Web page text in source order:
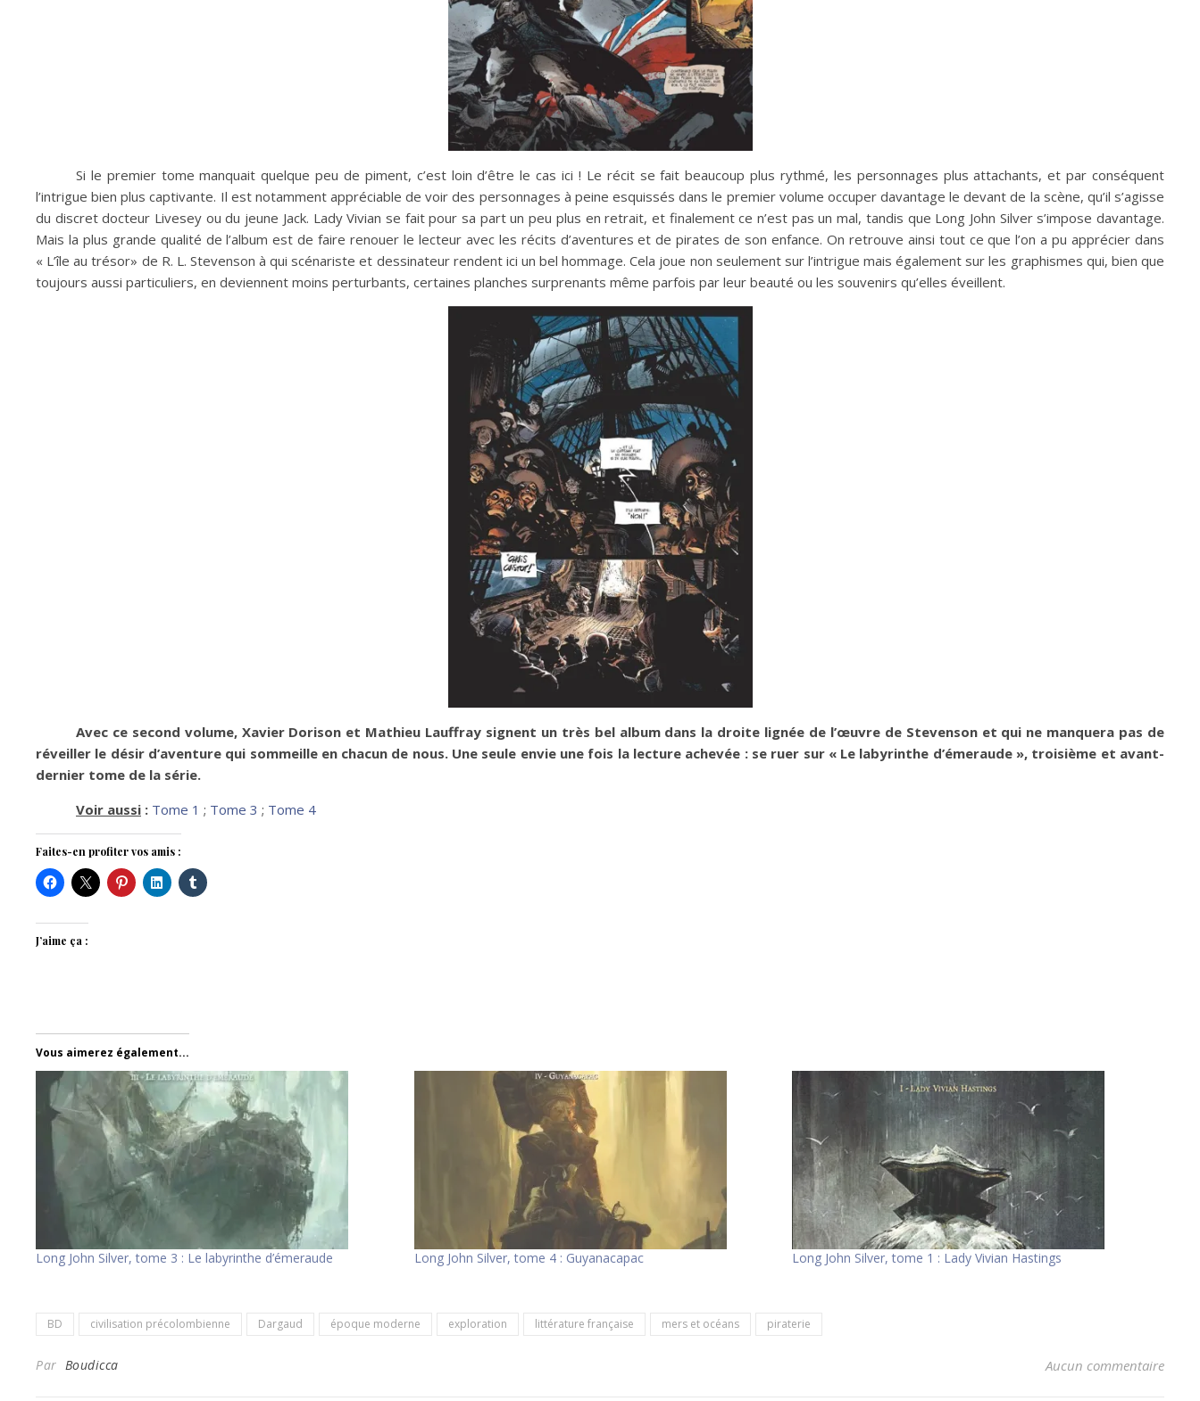
Si le premier tome manquait quelque peu de piment, c’est loin d’être le cas ici ! Le récit se fait beaucoup plus rythmé, les personnages plus attachants, et par conséquent
l’intrigue bien plus captivante. Il est notamment appréciable de voir des personnages à peine esquissés dans le premier volume occuper davantage le devant de la scène, qu’il s’agisse
du discret docteur Livesey ou du jeune Jack. Lady Vivian se fait pour sa part un peu plus en retrait, et finalement ce n’est pas un mal, tandis que Long John Silver s’impose davantage.
Mais la plus grande qualité de l’album est de faire renouer le lecteur avec les récits d’aventures et de pirates de son enfance. On retrouve ainsi tout ce que l’on a pu apprécier dans
« L’île au trésor» de R. L. Stevenson à qui scénariste et dessinateur rendent ici un bel hommage. Cela joue non seulement sur l’intrigue mais également sur les graphismes qui, bien que
toujours aussi particuliers, en deviennent moins perturbants, certaines planches surprenants même parfois par leur beauté ou les souvenirs qu’elles éveillent.
Avec ce second volume, Xavier Dorison et Mathieu Lauffray signent un très bel album dans la droite lignée de l’œuvre de Stevenson et qui ne manquera pas de
réveiller le désir d’aventure qui sommeille en chacun de nous. Une seule envie une fois la lecture achevée : se ruer sur « Le labyrinthe d’émeraude », troisième et avant-
dernier tome de la série.
Voir aussi : Tome 1 ; Tome 3 ; Tome 4
Faites-en profiter vos amis :
J’aime ça :
Vous aimerez également...
Long John Silver, tome 3 : Le labyrinthe d’émeraude Long John Silver, tome 4 : Guyanacapac Long John Silver, tome 1 : Lady Vivian Hastings
BD civilisation précolombienne Dargaud époque moderne exploration littérature française mers et océans piraterie
Par Boudicca Aucun commentaire